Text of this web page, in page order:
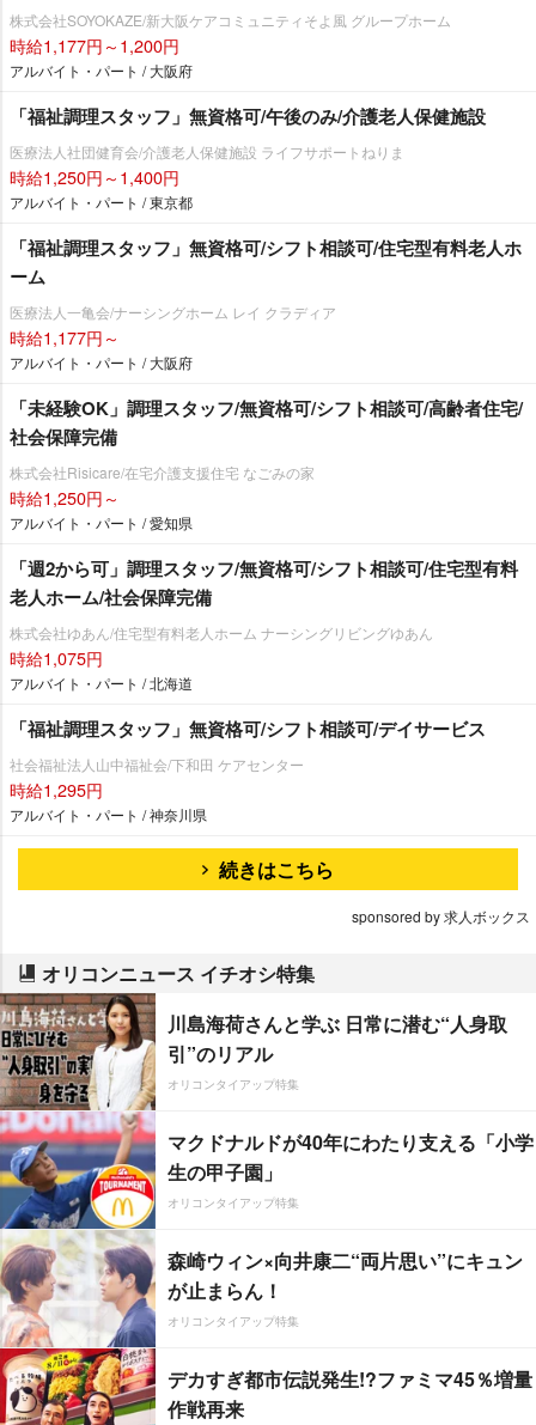
株式会社SOYOKAZE/新大阪ケアコミュニティそよ風 グループホーム
時給1,177円～1,200円
アルバイト・パート / 大阪府
「福祉調理スタッフ」無資格可/午後のみ/介護老人保健施設
医療法人社団健育会/介護老人保健施設 ライフサポートねりま
時給1,250円～1,400円
アルバイト・パート / 東京都
「福祉調理スタッフ」無資格可/シフト相談可/住宅型有料老人ホ
ーム
医療法人一亀会/ナーシングホーム レイ クラディア
時給1,177円～
アルバイト・パート / 大阪府
「未経験OK」調理スタッフ/無資格可/シフト相談可/高齢者住宅/
社会保障完備
株式会社Risicare/在宅介護支援住宅 なごみの家
時給1,250円～
アルバイト・パート / 愛知県
「週2から可」調理スタッフ/無資格可/シフト相談可/住宅型有料
老人ホーム/社会保障完備
株式会社ゆあん/住宅型有料老人ホーム ナーシングリビングゆあん
時給1,075円
アルバイト・パート / 北海道
「福祉調理スタッフ」無資格可/シフト相談可/デイサービス
社会福祉法人山中福祉会/下和田 ケアセンター
時給1,295円
アルバイト・パート / 神奈川県
続きはこちら
sponsored by 求人ボックス
オリコンニュース イチオシ特集
川島海荷さんと学ぶ 日常に潜む“人身取
引”のリアル
オリコンタイアップ特集
マクドナルドが40年にわたり支える「小学
生の甲子園」
オリコンタイアップ特集
森崎ウィン×向井康二“両片思い”にキュン
が止まらん！
オリコンタイアップ特集
デカすぎ都市伝説発生!?ファミマ45％増量
作戦再来